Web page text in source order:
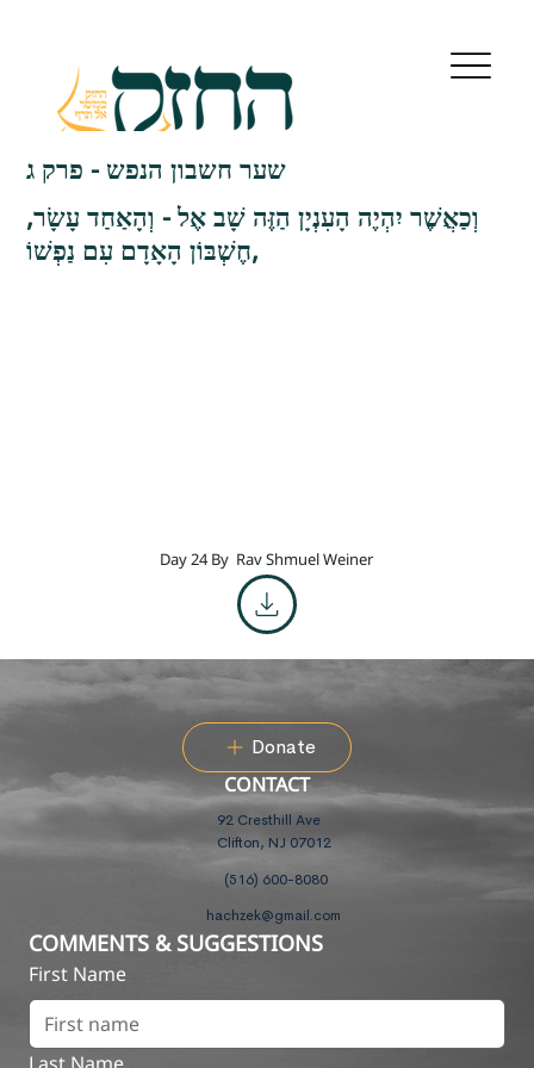
שער חשבון הנפש - פרק ג
וְכַאֲשֶׁר יִהְיֶה הָעִנְיָן הַזֶּה שָׁב אֶל - וְהָאַחַד עָשָׂר,
חֶשְׁבּוֹן הָאָדָם עִם נַפְשׁוֹ,
Day 24 By Rav Shmuel Weiner
Donate
CONTACT
92 Cresthill Ave
Clifton, NJ 07012
(516) 600-8080
hachzek@gmail.com
COMMENTS & SUGGESTIONS
First Name